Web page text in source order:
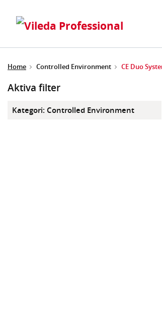
Home Controlled Environment CE Duo
Aktiva filter
Kategori: Controlled Environment